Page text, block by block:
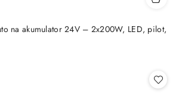
na akumulator 24V – 2x200W, LED, pilot,